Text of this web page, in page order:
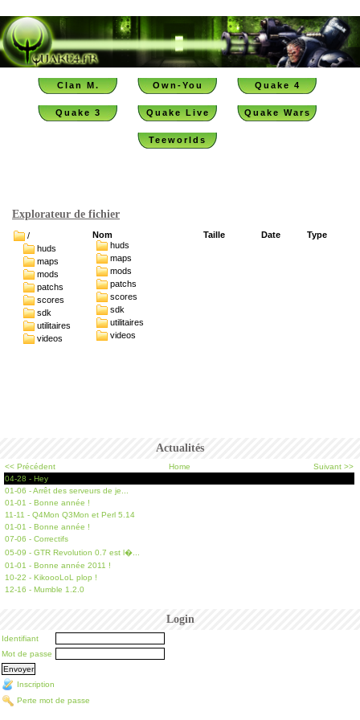
Clan M. Own-You Quake 4
Quake 3 Quake Live Quake Wars
Teeworlds
Actualités
<< Précédent Home
Suivant >>
04-28 - Hey
01-06 - Arrêt des serveurs de je...
01-01 - Bonne année !
11-11 - Q4Mon Q3Mon et Perl 5.14
01-01 - Bonne année !
07-06 - Correctifs
05-09 - GTR Revolution 0.7 est l�...
01-01 - Bonne année 2011 !
10-22 - KikoooLoL plop !
12-16 - Mumble 1.2.0
Login
Identifiant
Mot de passe
Inscription
Perte mot de passe
Explorateur de fichier
/
huds
maps
mods
patchs
scores
sdk
utilitaires
videos
Nom Taille Date
Type
huds
maps
mods
patchs
scores
sdk
utilitaires
videos